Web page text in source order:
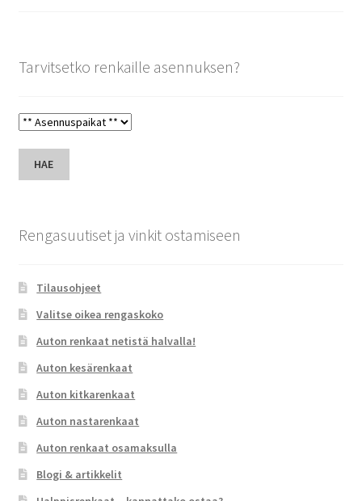
Tarvitsetko renkaille asennuksen?
HAE
Rengasuutiset ja vinkit ostamiseen
Tilausohjeet
Valitse oikea rengaskoko
Auton renkaat netistä halvalla!
Auton kesärenkaat
Auton kitkarenkaat
Auton nastarenkaat
Auton renkaat osamaksulla
Blogi & artikkelit